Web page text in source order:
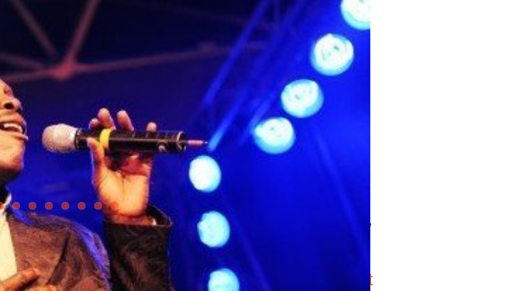
Inferno dus. Wat een feest werd het: met als hoogtepunt een optreden van The
incredible evening. Thank you guys for the great